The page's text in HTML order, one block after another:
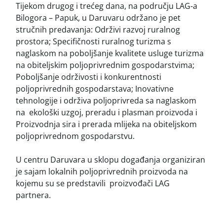
Tijekom drugog i trećeg dana, na području LAG-a
Bilogora – Papuk, u Daruvaru održano je pet
stručnih predavanja: Održivi razvoj ruralnog
prostora; Specifičnosti ruralnog turizma s
naglaskom na poboljšanje kvalitete usluge turizma
na obiteljskim poljoprivrednim gospodarstvima;
Poboljšanje održivosti i konkurentnosti
poljoprivrednih gospodarstava; Inovativne
tehnologije i održiva poljoprivreda sa naglaskom
na ekološki uzgoj, preradu i plasman proizvoda i
Proizvodnja sira i prerada mlijeka na obiteljskom
poljoprivrednom gospodarstvu.
U centru Daruvara u sklopu događanja organiziran
je sajam lokalnih poljoprivrednih proizvoda na
kojemu su se predstavili proizvođači LAG
partnera.